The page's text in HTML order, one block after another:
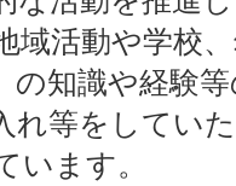
活動や学校
の知識や経験
れ等をしてい
います。